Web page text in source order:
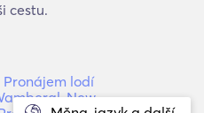
cestu.
Pronájem lodí
New